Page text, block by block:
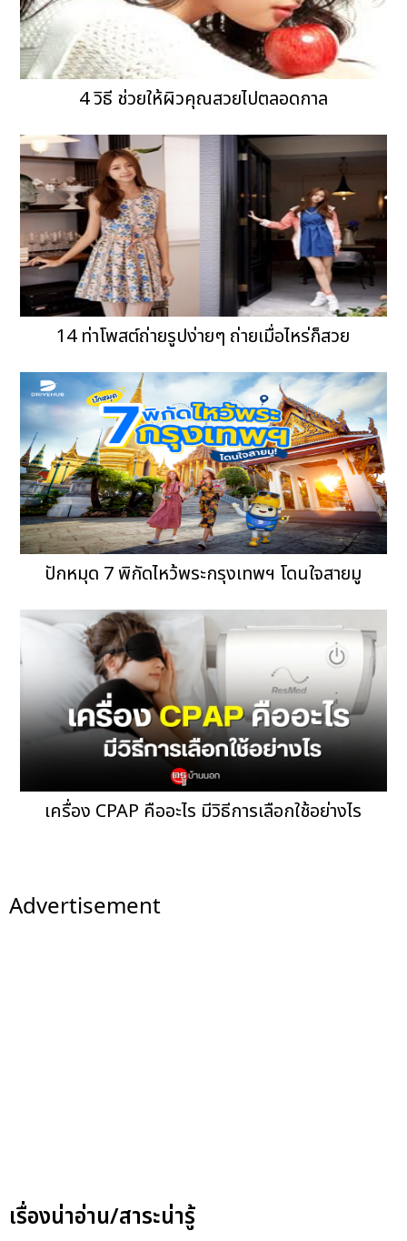
4 วิธี ช่วยให้ผิวคุณสวยไปตลอดกาล
14 ท่าโพสต์ถ่ายรูปง่ายๆ ถ่ายเมื่อไหร่ก็สวย
ปักหมุด 7 พิกัดไหว้พระกรุงเทพฯ โดนใจสายมู
เครื่อง CPAP คืออะไร มีวิธีการเลือกใช้อย่างไร
Advertisement
เรื่องน่าอ่าน/สาระน่ารู้